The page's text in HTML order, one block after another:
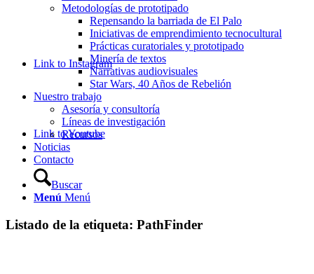
Link to Instagram
Link to Youtube
Metodologías de prototipado
Repensando la barriada de El Palo
Iniciativas de emprendimiento tecnocultural
Prácticas curatoriales y prototipado
Minería de textos
Narrativas audiovisuales
Star Wars, 40 Años de Rebelión
Nuestro trabajo
Asesoría y consultoría
Líneas de investigación
Recursos
Noticias
Contacto
Buscar
Menú Menú
Listado de la etiqueta: PathFinder